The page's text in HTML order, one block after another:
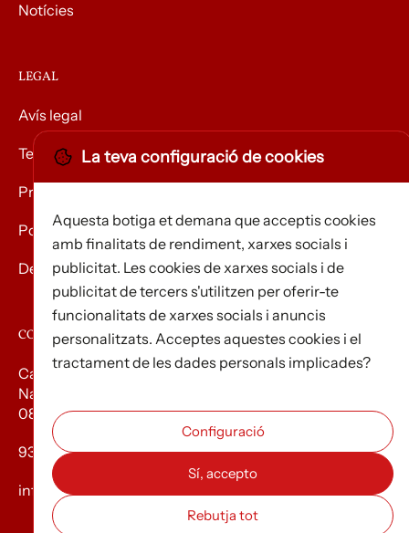
Notícies
LEGAL
Avís legal
Termes i condicions
Privacitat
Política de Cookies
Devolució de mercaderies
CONTACTE
Carrer d’Edison, 3
Nau A. Polígon industrial Les Torrenteres
08754 El Papiol
93 673 12 12
info@efados.cat
La teva configuració de cookies
Aquesta botiga et demana que acceptis cookies
amb finalitats de rendiment, xarxes socials i
publicitat. Les cookies de xarxes socials i de
publicitat de tercers s'utilitzen per oferir-te
funcionalitats de xarxes socials i anuncis
personalitzats. Acceptes aquestes cookies i el
tractament de les dades personals implicades?